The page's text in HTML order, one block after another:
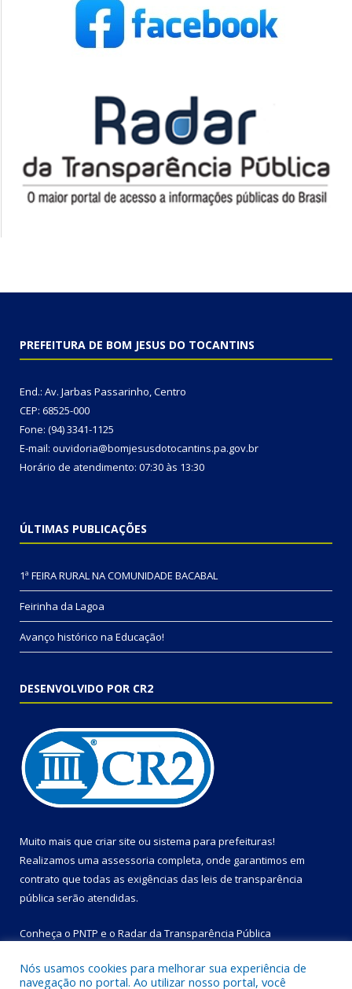
PREFEITURA DE BOM JESUS DO TOCANTINS
End.: Av. Jarbas Passarinho, Centro
CEP: 68525-000
Fone: (94) 3341-1125
E-mail: ouvidoria@bomjesusdotocantins.pa.gov.br
Horário de atendimento: 07:30 às 13:30
ÚLTIMAS PUBLICAÇÕES
1ª FEIRA RURAL NA COMUNIDADE BACABAL
Feirinha da Lagoa
Avanço histórico na Educação!
DESENVOLVIDO POR CR2
Muito mais que criar site ou sistema para prefeituras!
Realizamos uma assessoria completa, onde garantimos em
contrato que todas as exigências das leis de transparência
pública serão atendidas.
Conheça o PNTP e o Radar da Transparência Pública
Nós usamos cookies para melhorar sua experiência de
navegação no portal. Ao utilizar nosso portal, você